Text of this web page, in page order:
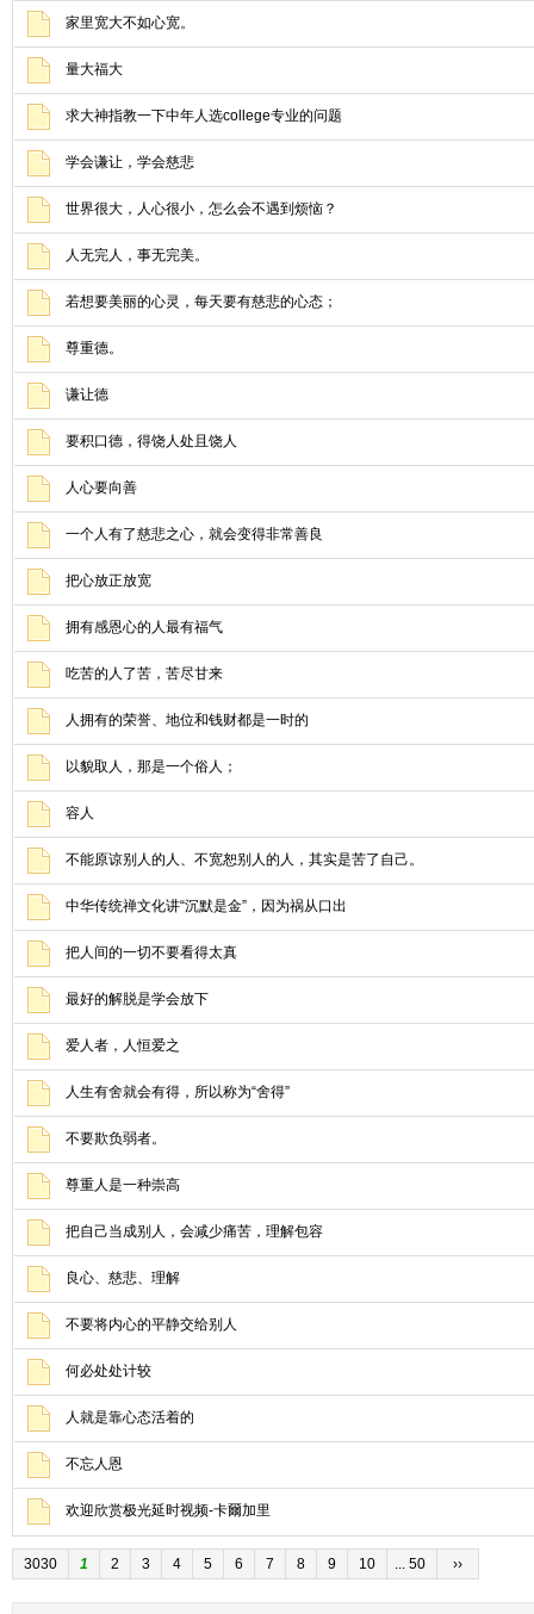
家里宽大不如心宽。
量大福大
求大神指教一下中年人选college专业的问题
学会谦让，学会慈悲
世界很大，人心很小，怎么会不遇到烦恼？
人无完人，事无完美。
若想要美丽的心灵，每天要有慈悲的心态；
尊重德。
谦让德
要积口德，得饶人处且饶人
人心要向善
一个人有了慈悲之心，就会变得非常善良
把心放正放宽
拥有感恩心的人最有福气
吃苦的人了苦，苦尽甘来
人拥有的荣誉、地位和钱财都是一时的
以貌取人，那是一个俗人；
容人
不能原谅别人的人、不宽恕别人的人，其实是苦了自己。
中华传统禅文化讲“沉默是金”，因为祸从口出
把人间的一切不要看得太真
最好的解脱是学会放下
爱人者，人恒爱之
人生有舍就会有得，所以称为“舍得”
不要欺负弱者。
尊重人是一种崇高
把自己当成别人，会减少痛苦，理解包容
良心、慈悲、理解
不要将内心的平静交给别人
何必处处计较
人就是靠心态活着的
不忘人恩
欢迎欣赏极光延时视频-卡爾加里
3030 1 2 3 4 5 6 7 8 9 10 ... 50 ››